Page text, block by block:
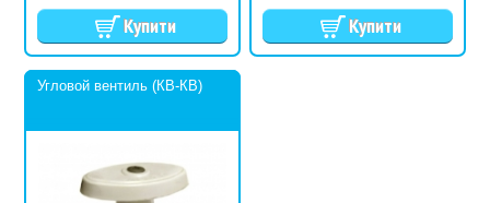
Угловой вентиль (КВ-КВ)